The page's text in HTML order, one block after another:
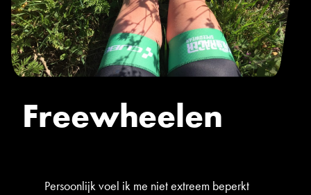
Freewheelen
Persoonlijk voel ik me niet extreem beperkt